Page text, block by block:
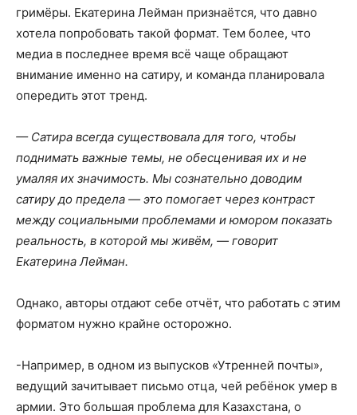
гримёры. Екатерина Лейман признаётся, что давно
хотела попробовать такой формат. Тем более, что
медиа в последнее время всё чаще обращают
внимание именно на сатиру, и команда планировала
опередить этот тренд.
— Сатира всегда существовала для того, чтобы
поднимать важные темы, не обесценивая их и не
умаляя их значимость. Мы сознательно доводим
сатиру до предела — это помогает через контраст
между социальными проблемами и юмором показать
реальность, в которой мы живём, — говорит
Екатерина Лейман.
Однако, авторы отдают себе отчёт, что работать с этим
форматом нужно крайне осторожно.
-Например, в одном из выпусков «Утренней почты»,
ведущий зачитывает письмо отца, чей ребёнок умер в
армии. Это большая проблема для Казахстана, о